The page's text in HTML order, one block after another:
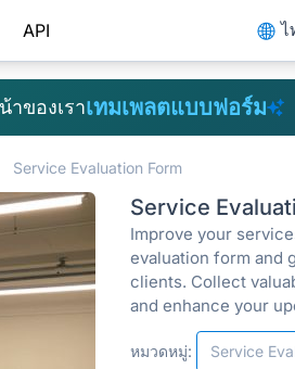
API ไ
าของเราเทมเพลตแบบฟอร์ม
Service Evaluation Form
Service
Improve your
evaluation form and
clients. Collect
and enhance your
หมวดหมู่: Service